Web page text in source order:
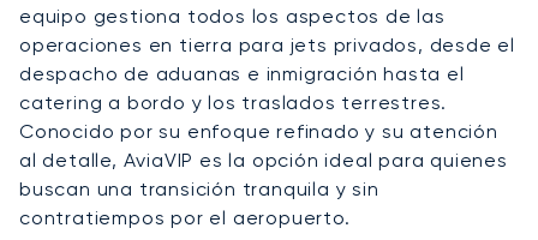
equipo gestiona todos los aspectos de las
operaciones en tierra para jets privados, desde el
despacho de aduanas e inmigración hasta el
catering a bordo y los traslados terrestres.
Conocido por su enfoque refinado y su atención
al detalle, AviaVIP es la opción ideal para quienes
buscan una transición tranquila y sin
contratiempos por el aeropuerto.